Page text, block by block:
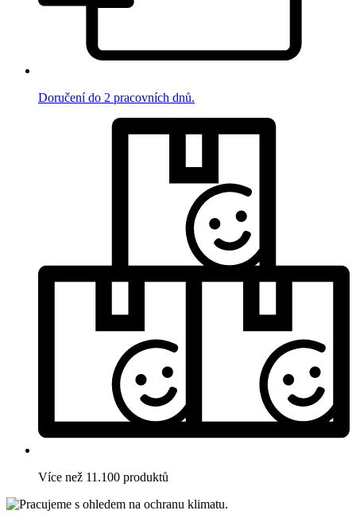
Doručení do 2 pracovních dnů.
Více než 11.100 produktů